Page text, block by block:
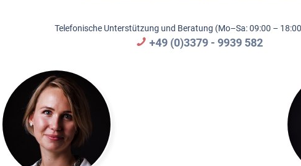
Telefonische Unterstützung und Beratung (Mo–Sa: 09:00 –
+49 (0)3379 - 9939 582